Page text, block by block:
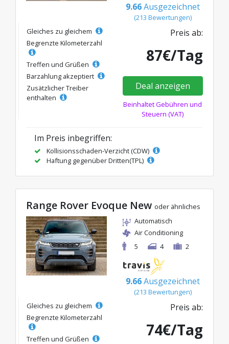
9.66 Ausgezeichnet
(213 Bewertungen)
Gleiches zu gleichem
Begrenzte Kilometerzahl
Treffen und Grüßen
Barzahlung akzeptiert
Zusätzlicher Treiber
enthalten
Preis ab:
87€/Tag
Deal anzeigen
Beinhaltet Gebühren und
Steuern (VAT)
Im Preis inbegriffen:
Kollisionsschaden-Verzicht (CDW)
Haftung gegenüber Dritten(TPL)
Range Rover Evoque New oder ähnliches
Automatisch
Air Conditioning
5
4 2
9.66 Ausgezeichnet
(213 Bewertungen)
Gleiches zu gleichem
Begrenzte Kilometerzahl
Treffen und Grüßen
Preis ab:
74€/Tag